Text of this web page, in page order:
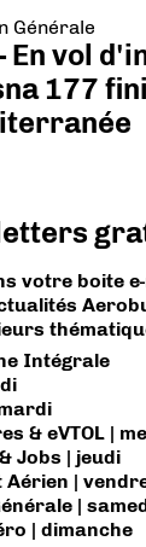
Générale
- En vol
177
votre boite
Intégrale
& eVTOL |
Jobs | jeudi
|
|
| dimanche